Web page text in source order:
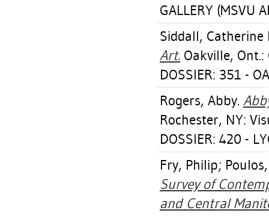
GALLERY (MSVU
Siddall, Catherine
Art. Oakville,
DOSSIER: 351 -
Rogers, Abby.
Rochester, NY:
DOSSIER: 420 -
Fry, Philip;
Survey of
and Central